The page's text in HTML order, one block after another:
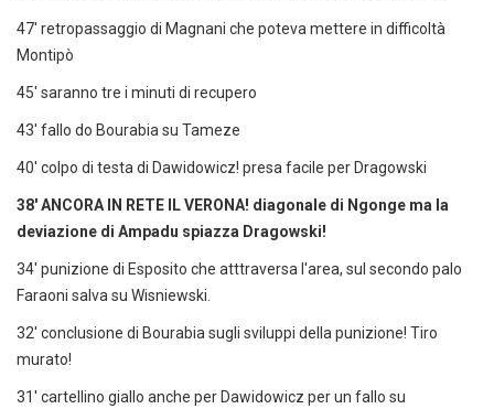
47' retropassaggio di Magnani che poteva mettere in difficoltà
Montipò
45' saranno tre i minuti di recupero
43' fallo do Bourabia su Tameze
40' colpo di testa di Dawidowicz! presa facile per Dragowski
38' ANCORA IN RETE IL VERONA! diagonale di Ngonge ma la
deviazione di Ampadu spiazza Dragowski!
34' punizione di Esposito che atttraversa l'area, sul secondo palo
Faraoni salva su Wisniewski.
32' conclusione di Bourabia sugli sviluppi della punizione! Tiro
murato!
31' cartellino giallo anche per Dawidowicz per un fallo su